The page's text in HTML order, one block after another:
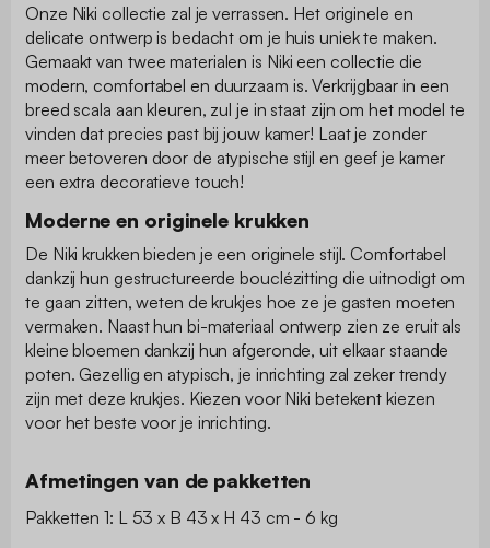
Onze Niki collectie zal je verrassen. Het originele en
delicate ontwerp is bedacht om je huis uniek te maken.
Gemaakt van twee materialen is Niki een collectie die
modern, comfortabel en duurzaam is. Verkrijgbaar in een
breed scala aan kleuren, zul je in staat zijn om het model te
vinden dat precies past bij jouw kamer! Laat je zonder
meer betoveren door de atypische stijl en geef je kamer
een extra decoratieve touch!
Moderne en originele krukken
De Niki krukken bieden je een originele stijl. Comfortabel
dankzij hun gestructureerde bouclézitting die uitnodigt om
te gaan zitten, weten de krukjes hoe ze je gasten moeten
vermaken. Naast hun bi-materiaal ontwerp zien ze eruit als
kleine bloemen dankzij hun afgeronde, uit elkaar staande
poten. Gezellig en atypisch, je inrichting zal zeker trendy
zijn met deze krukjes. Kiezen voor Niki betekent kiezen
voor het beste voor je inrichting.
Afmetingen van de pakketten
Pakketten 1: L 53 x B 43 x H 43 cm - 6 kg